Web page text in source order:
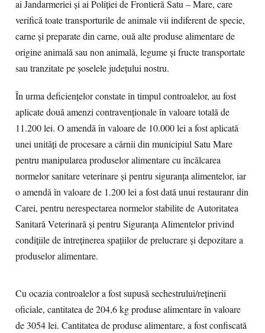
ai Jandarmeriei și ai Poliției de Frontieră Satu – Mare, care
verifică toate transporturile de animale vii indiferent de specie,
carne și preparate din carne, ouă alte produse alimentare de
origine animală sau non animală, legume și fructe transportate
sau tranzitate pe șoselele județului nostru.
În urma deficiențelor constate în timpul controalelor, au fost
aplicate două amenzi contravenționale în valoare totală de
11.200 lei. O amendă în valoare de 10.000 lei a fost aplicată
unei unități de procesare a cărnii din municipiul Satu Mare
pentru manipularea produselor alimentare cu încălcarea
normelor sanitare veterinare și pentru siguranța alimentelor, iar
o amendă în valoare de 1.200 lei a fost dată unui restauranr din
Carei, pentru nerespectarea normelor stabilite de Autoritatea
Sanitară Veterinară și pentru Siguranța Alimentelor privind
condițiile de întreținerea spațiilor de prelucrare și depozitare a
produselor alimentare.
Cu ocazia controalelor a fost supusă sechestrului/reținerii
oficiale, cantitatea de 204,6 kg produse alimentare în valoare
de 3054 lei. Cantitatea de produse alimentare, a fost confiscată